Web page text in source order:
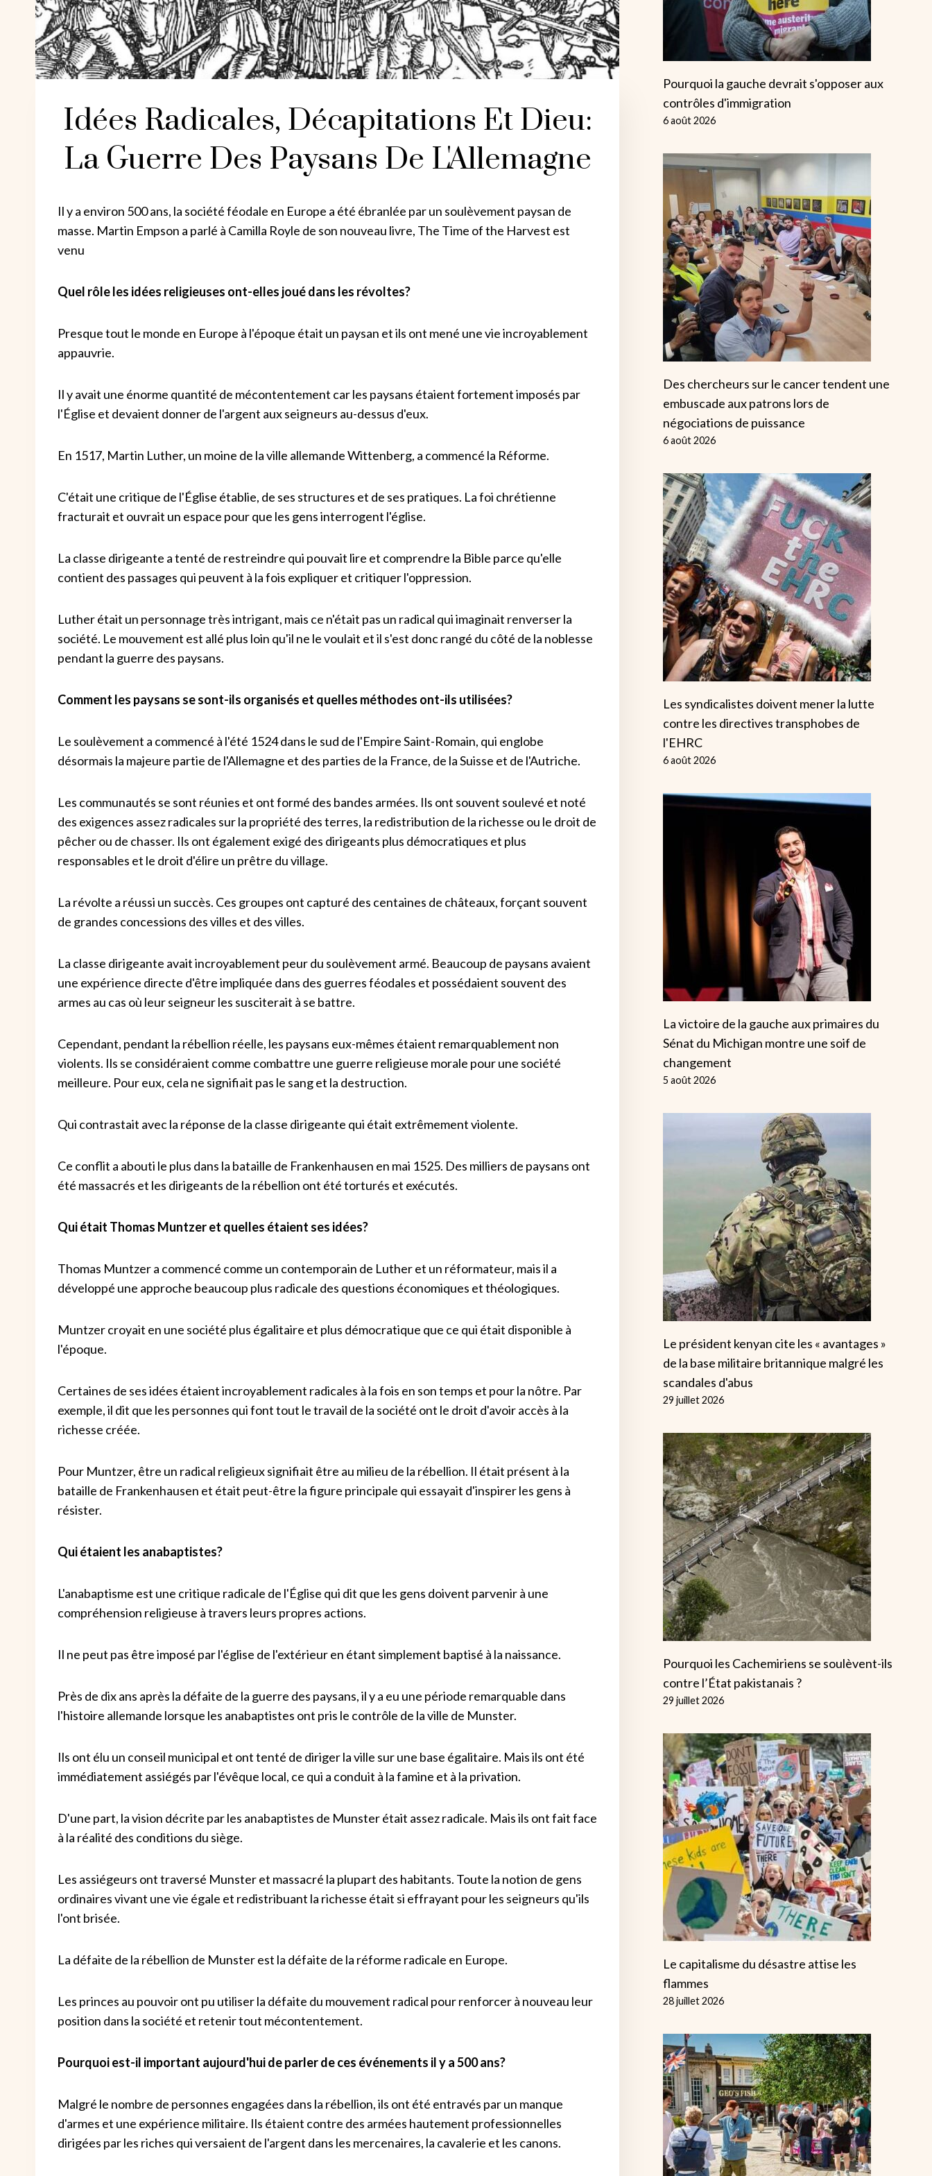
Idées Radicales, Décapitations Et Dieu:
La Guerre Des Paysans De L'Allemagne
Il y a environ 500 ans, la société féodale en Europe a été ébranlée par un soulèvement paysan de
masse. Martin Empson a parlé à Camilla Royle de son nouveau livre, The Time of the Harvest est
venu
Quel rôle les idées religieuses ont-elles joué dans les révoltes?
Presque tout le monde en Europe à l'époque était un paysan et ils ont mené une vie incroyablement
appauvrie.
Il y avait une énorme quantité de mécontentement car les paysans étaient fortement imposés par
l'Église et devaient donner de l'argent aux seigneurs au-dessus d'eux.
En 1517, Martin Luther, un moine de la ville allemande Wittenberg, a commencé la Réforme.
C'était une critique de l'Église établie, de ses structures et de ses pratiques. La foi chrétienne
fracturait et ouvrait un espace pour que les gens interrogent l'église.
La classe dirigeante a tenté de restreindre qui pouvait lire et comprendre la Bible parce qu'elle
contient des passages qui peuvent à la fois expliquer et critiquer l'oppression.
Luther était un personnage très intrigant, mais ce n'était pas un radical qui imaginait renverser la
société. Le mouvement est allé plus loin qu'il ne le voulait et il s'est donc rangé du côté de la noblesse
pendant la guerre des paysans.
Comment les paysans se sont-ils organisés et quelles méthodes ont-ils utilisées?
Le soulèvement a commencé à l'été 1524 dans le sud de l'Empire Saint-Romain, qui englobe
désormais la majeure partie de l'Allemagne et des parties de la France, de la Suisse et de l'Autriche.
Les communautés se sont réunies et ont formé des bandes armées. Ils ont souvent soulevé et noté
des exigences assez radicales sur la propriété des terres, la redistribution de la richesse ou le droit de
pêcher ou de chasser. Ils ont également exigé des dirigeants plus démocratiques et plus
responsables et le droit d'élire un prêtre du village.
La révolte a réussi un succès. Ces groupes ont capturé des centaines de châteaux, forçant souvent
de grandes concessions des villes et des villes.
La classe dirigeante avait incroyablement peur du soulèvement armé. Beaucoup de paysans avaient
une expérience directe d'être impliquée dans des guerres féodales et possédaient souvent des
armes au cas où leur seigneur les susciterait à se battre.
Cependant, pendant la rébellion réelle, les paysans eux-mêmes étaient remarquablement non
violents. Ils se considéraient comme combattre une guerre religieuse morale pour une société
meilleure. Pour eux, cela ne signifiait pas le sang et la destruction.
Qui contrastait avec la réponse de la classe dirigeante qui était extrêmement violente.
Ce conflit a abouti le plus dans la bataille de Frankenhausen en mai 1525. Des milliers de paysans ont
été massacrés et les dirigeants de la rébellion ont été torturés et exécutés.
Qui était Thomas Muntzer et quelles étaient ses idées?
Thomas Muntzer a commencé comme un contemporain de Luther et un réformateur, mais il a
développé une approche beaucoup plus radicale des questions économiques et théologiques.
Muntzer croyait en une société plus égalitaire et plus démocratique que ce qui était disponible à
l'époque.
Certaines de ses idées étaient incroyablement radicales à la fois en son temps et pour la nôtre. Par
exemple, il dit que les personnes qui font tout le travail de la société ont le droit d'avoir accès à la
richesse créée.
Pour Muntzer, être un radical religieux signifiait être au milieu de la rébellion. Il était présent à la
bataille de Frankenhausen et était peut-être la figure principale qui essayait d'inspirer les gens à
résister.
Qui étaient les anabaptistes?
L'anabaptisme est une critique radicale de l'Église qui dit que les gens doivent parvenir à une
compréhension religieuse à travers leurs propres actions.
Il ne peut pas être imposé par l'église de l'extérieur en étant simplement baptisé à la naissance.
Près de dix ans après la défaite de la guerre des paysans, il y a eu une période remarquable dans
l'histoire allemande lorsque les anabaptistes ont pris le contrôle de la ville de Munster.
Ils ont élu un conseil municipal et ont tenté de diriger la ville sur une base égalitaire. Mais ils ont été
immédiatement assiégés par l'évêque local, ce qui a conduit à la famine et à la privation.
D'une part, la vision décrite par les anabaptistes de Munster était assez radicale. Mais ils ont fait face
à la réalité des conditions du siège.
Les assiégeurs ont traversé Munster et massacré la plupart des habitants. Toute la notion de gens
ordinaires vivant une vie égale et redistribuant la richesse était si effrayant pour les seigneurs qu'ils
l'ont brisée.
La défaite de la rébellion de Munster est la défaite de la réforme radicale en Europe.
Les princes au pouvoir ont pu utiliser la défaite du mouvement radical pour renforcer à nouveau leur
position dans la société et retenir tout mécontentement.
Pourquoi est-il important aujourd'hui de parler de ces événements il y a 500 ans?
Malgré le nombre de personnes engagées dans la rébellion, ils ont été entravés par un manque
d'armes et une expérience militaire. Ils étaient contre des armées hautement professionnelles
dirigées par les riches qui versaient de l'argent dans les mercenaires, la cavalerie et les canons.
Pourquoi la gauche devrait s'opposer aux
contrôles d'immigration
6 août 2026
Des chercheurs sur le cancer tendent une
embuscade aux patrons lors de
négociations de puissance
6 août 2026
Les syndicalistes doivent mener la lutte
contre les directives transphobes de
l'EHRC
6 août 2026
La victoire de la gauche aux primaires du
Sénat du Michigan montre une soif de
changement
5 août 2026
Le président kenyan cite les « avantages »
de la base militaire britannique malgré les
scandales d'abus
29 juillet 2026
Pourquoi les Cachemiriens se soulèvent-ils
contre l’État pakistanais ?
29 juillet 2026
Le capitalisme du désastre attise les
flammes
28 juillet 2026